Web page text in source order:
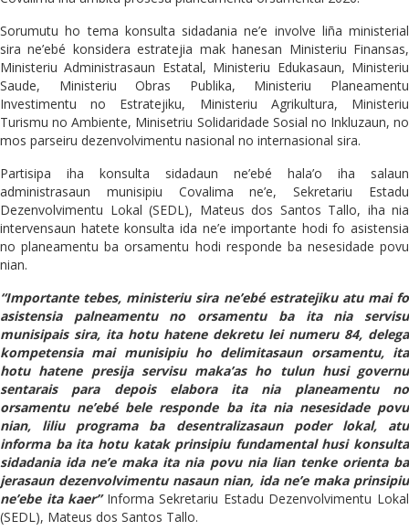
Sorumutu ho tema konsulta sidadania ne’e involve liña ministerial
sira ne’ebé konsidera estratejia mak hanesan Ministeriu Finansas,
Ministeriu Administrasaun Estatal, Ministeriu Edukasaun, Ministeriu
Saude, Ministeriu Obras Publika, Ministeriu Planeamentu
Investimentu no Estratejiku, Ministeriu Agrikultura, Ministeriu
Turismu no Ambiente, Minisetriu Solidaridade Sosial no Inkluzaun, no
mos parseiru dezenvolvimentu nasional no internasional sira.
Partisipa iha konsulta sidadaun ne’ebé hala’o iha salaun
administrasaun munisipiu Covalima ne’e, Sekretariu Estadu
Dezenvolvimentu Lokal (SEDL), Mateus dos Santos Tallo, iha nia
intervensaun hatete konsulta ida ne’e importante hodi fo asistensia
no planeamentu ba orsamentu hodi responde ba nesesidade povu
nian.
“Importante tebes, ministeriu sira ne’ebé estratejiku atu mai fo
asistensia palneamentu no orsamentu ba ita nia servisu
munisipais sira, ita hotu hatene dekretu lei numeru 84, delega
kompetensia mai munisipiu ho delimitasaun orsamentu, ita
hotu hatene presija servisu maka’as ho tulun husi governu
sentarais para depois elabora ita nia planeamentu no
orsamentu ne’ebé bele responde ba ita nia nesesidade povu
nian, liliu programa ba desentralizasaun poder lokal, atu
informa ba ita hotu katak prinsipiu fundamental husi konsulta
sidadania ida ne’e maka ita nia povu nia lian tenke orienta ba
jerasaun dezenvolvimentu nasaun nian, ida ne’e maka prinsipiu
ne’ebe ita kaer” Informa Sekretariu Estadu Dezenvolvimentu Lokal
(SEDL), Mateus dos Santos Tallo.